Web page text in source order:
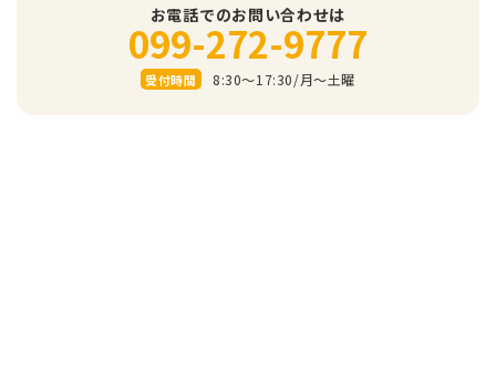
お電話でのお問い合わせは
099-272-9777
受付時間 8:30～17:30/⽉〜⼟曜